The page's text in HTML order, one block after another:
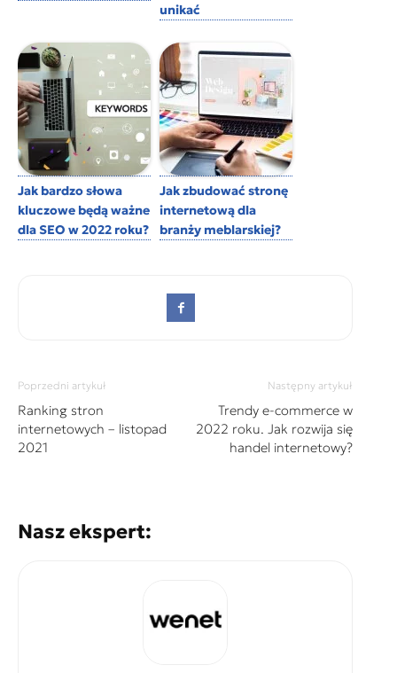
unikać
Jak bardzo słowa
kluczowe będą ważne
dla SEO w 2022 roku?
Jak zbudować stronę
internetową dla
branży meblarskiej?
Poprzedni artykuł
Ranking stron
internetowych – listopad
2021
Następny artykuł
Trendy e-commerce w
2022 roku. Jak rozwija się
handel internetowy?
Nasz ekspert: